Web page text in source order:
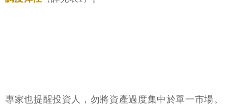
專家也提醒投資人，勿將資產過度集中於單一市場。